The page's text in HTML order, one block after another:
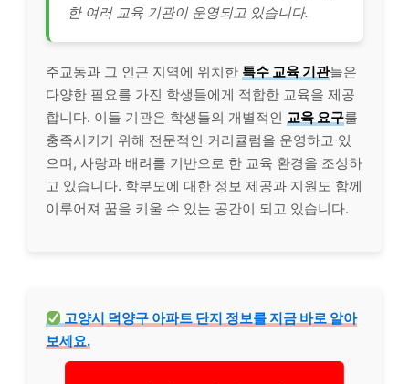
한 여러 교육 기관이 운영되고 있습니다.
주교동과 그 인근 지역에 위치한 특수 교육 기관들은
다양한 필요를 가진 학생들에게 적합한 교육을 제공
합니다. 이들 기관은 학생들의 개별적인 교육 요구를
충족시키기 위해 전문적인 커리큘럼을 운영하고 있
으며, 사랑과 배려를 기반으로 한 교육 환경을 조성하
고 있습니다. 학부모에 대한 정보 제공과 지원도 함께
이루어져 꿈을 키울 수 있는 공간이 되고 있습니다.
고양시 덕양구 아파트 단지 정보를 지금 바로 알아
보세요.